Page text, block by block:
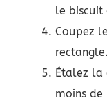
le biscuit
Coupez
rectangle.
Étalez la
moins